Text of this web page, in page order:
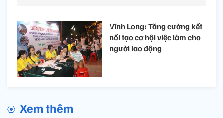
Vĩnh Long: Tăng cường kết
nối tạo cơ hội việc làm cho
người lao động
Xem thêm